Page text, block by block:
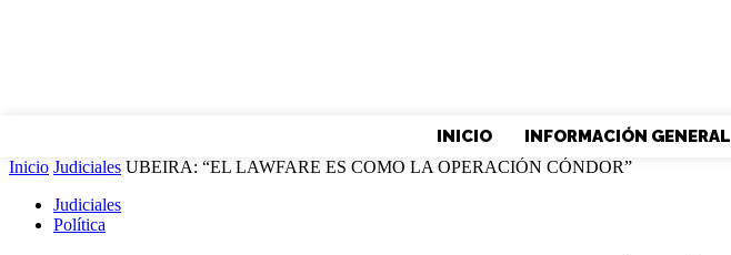
INICIO INFORMACIÓN GENERAL
Inicio Judiciales UBEIRA: “EL LAWFARE ES COMO LA OPERACIÓN CÓNDOR”
Judiciales
Política